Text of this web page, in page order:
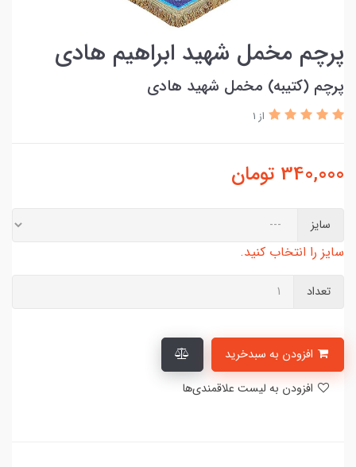
پرچم مخمل شهید ابراهیم هادی
پرچم (کتیبه) مخمل شهید هادی
از 1
340,000 تومان
سایز
سایز را انتخاب کنید.
تعداد